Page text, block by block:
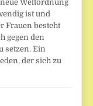
Weltordnung
ist und
Frauen besteht
gegen den
setzen. Ein
der sich zu